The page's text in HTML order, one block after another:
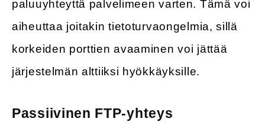
paluuyhteyttä palvelimeen varten. Tämä voi
aiheuttaa joitakin tietoturvaongelmia, sillä
korkeiden porttien avaaminen voi jättää
järjestelmän alttiiksi hyökkäyksille.
Passiivinen FTP-yhteys